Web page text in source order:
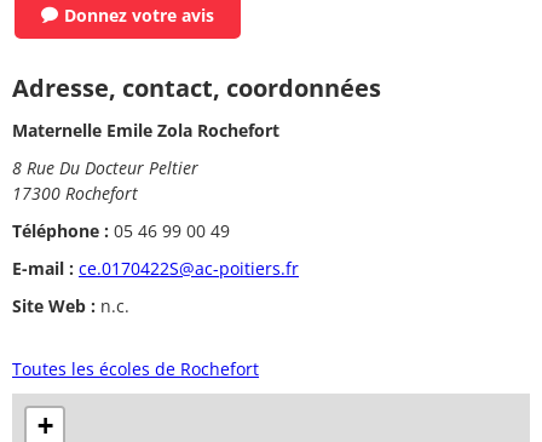
Donnez votre avis
Adresse, contact, coordonnées
Maternelle Emile Zola Rochefort
8 Rue Du Docteur Peltier
17300 Rochefort
Téléphone : 05 46 99 00 49
E-mail : ce.0170422S@ac-poitiers.fr
Site Web : n.c.
Toutes les écoles de Rochefort
+